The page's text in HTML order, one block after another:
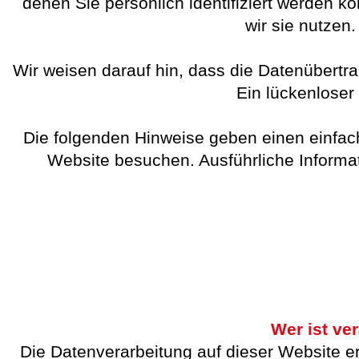
wir sie
Wir weisen darauf hin, dass die
Ein
Die folgenden Hinweise geben einen
Website besuchen. Ausführliche
Wer ist
Die Datenverarbeitung auf dieser Website